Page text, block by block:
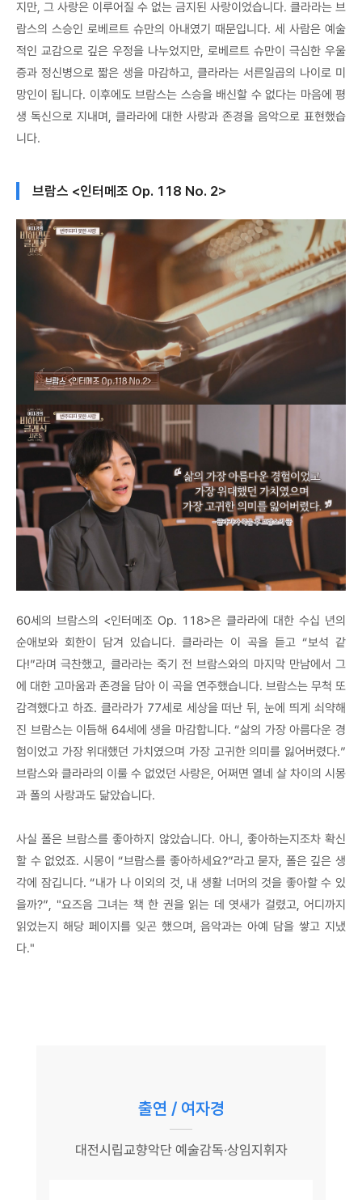
지만, 그 사랑은 이루어질 수 없는 금지된 사랑이었습니다. 클라라는 브
람스의 스승인 로베르트 슈만의 아내였기 때문입니다. 세 사람은 예술
적인 교감으로 깊은 우정을 나누었지만, 로베르트 슈만이 극심한 우울
증과 정신병으로 짧은 생을 마감하고, 클라라는 서른일곱의 나이로 미
망인이 됩니다. 이후에도 브람스는 스승을 배신할 수 없다는 마음에 평
생 독신으로 지내며, 클라라에 대한 사랑과 존경을 음악으로 표현했습
니다.
브람스 <인터메조 Op. 118 No. 2>
60세의 브람스의 <인터메조 Op. 118>은 클라라에 대한 수십 년의
순애보와 회한이 담겨 있습니다. 클라라는 이 곡을 듣고 “보석 같
다!”라며 극찬했고, 클라라는 죽기 전 브람스와의 마지막 만남에서 그
에 대한 고마움과 존경을 담아 이 곡을 연주했습니다. 브람스는 무척 또
감격했다고 하죠. 클라라가 77세로 세상을 떠난 뒤, 눈에 띄게 쇠약해
진 브람스는 이듬해 64세에 생을 마감합니다. “삶의 가장 아름다운 경
험이었고 가장 위대했던 가치였으며 가장 고귀한 의미를 잃어버렸다.”
브람스와 클라라의 이룰 수 없었던 사랑은, 어쩌면 열네 살 차이의 시몽
과 폴의 사랑과도 닮았습니다.
사실 폴은 브람스를 좋아하지 않았습니다. 아니, 좋아하는지조차 확신
할 수 없었죠. 시몽이 “브람스를 좋아하세요?”라고 묻자, 폴은 깊은 생
각에 잠깁니다. “내가 나 이외의 것, 내 생활 너머의 것을 좋아할 수 있
을까?”, "요즈음 그녀는 책 한 권을 읽는 데 엿새가 걸렸고, 어디까지
읽었는지 해당 페이지를 잊곤 했으며, 음악과는 아예 담을 쌓고 지냈
다."
출연 / 여자경
대전시립교향악단 예술감독·상임지휘자